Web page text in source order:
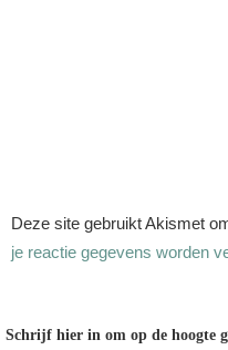
Deze site gebruikt Akismet
je reactie gegevens worden
Schrijf hier in om op de hoogte